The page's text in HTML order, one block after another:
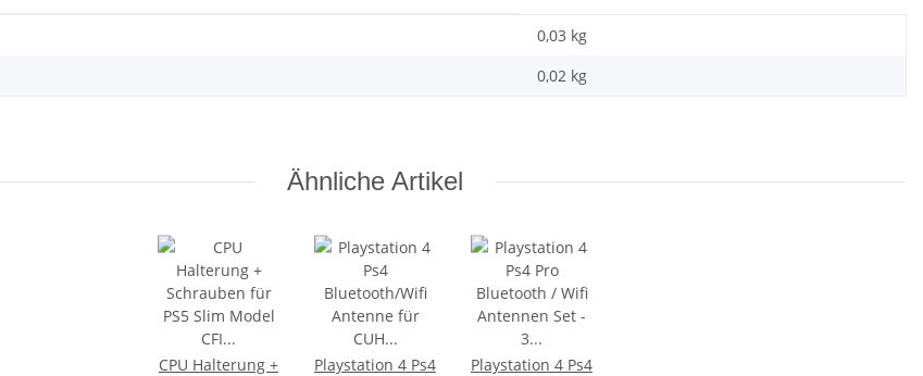
0,03 kg
0,02 kg
Ähnliche Artikel
CPU Halterung +
Playstation 4 Ps4
Playstation 4 Ps4